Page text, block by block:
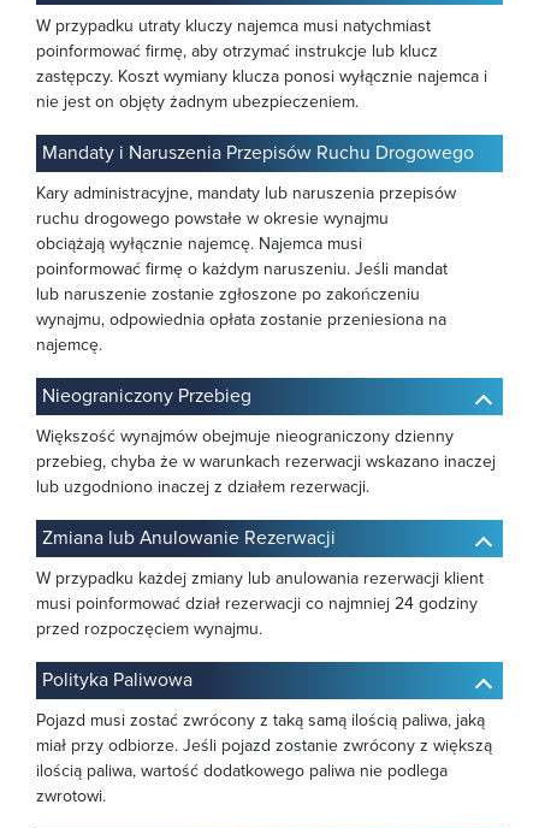
W przypadku utraty kluczy najemca musi natychmiast
poinformować firmę, aby otrzymać instrukcje lub klucz
zastępczy. Koszt wymiany klucza ponosi wyłącznie najemca i
nie jest on objęty żadnym ubezpieczeniem.
Mandaty i Naruszenia Przepisów Ruchu Drogowego
Kary administracyjne, mandaty lub naruszenia przepisów
ruchu drogowego powstałe w okresie wynajmu
obciążają wyłącznie najemcę. Najemca musi
poinformować firmę o każdym naruszeniu. Jeśli mandat
lub naruszenie zostanie zgłoszone po zakończeniu
wynajmu, odpowiednia opłata zostanie przeniesiona na
najemcę.
Nieograniczony Przebieg
Większość wynajmów obejmuje nieograniczony dzienny
przebieg, chyba że w warunkach rezerwacji wskazano inaczej
lub uzgodniono inaczej z działem rezerwacji.
Zmiana lub Anulowanie Rezerwacji
W przypadku każdej zmiany lub anulowania rezerwacji klient
musi poinformować dział rezerwacji co najmniej 24 godziny
przed rozpoczęciem wynajmu.
Polityka Paliwowa
Pojazd musi zostać zwrócony z taką samą ilością paliwa, jaką
miał przy odbiorze. Jeśli pojazd zostanie zwrócony z większą
ilością paliwa, wartość dodatkowego paliwa nie podlega
zwrotowi.